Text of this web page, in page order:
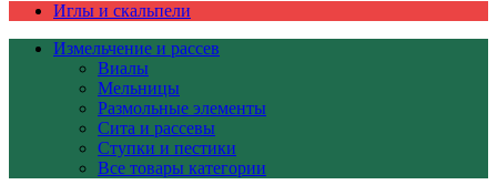
Иглы и скальпели
Измельчение и рассев
Виалы
Мельницы
Размольные элементы
Сита и рассевы
Ступки и пестики
Все товары категории